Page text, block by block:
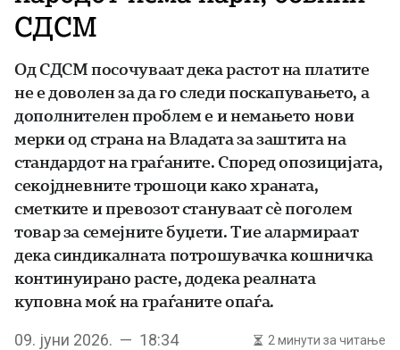
СДСМ
Од СДСМ посочуваат дека растот на платите
не е доволен за да го следи поскапувањето, а
дополнителен проблем е и немањето нови
мерки од страна на Владата за заштита на
стандардот на граѓаните. Според опозицијата,
секојдневните трошоци како храната,
сметките и превозот стануваат сè поголем
товар за семејните буџети. Тие алармираат
дека синдикалната потрошувачка кошничка
континуирано расте, додека реалната
куповна моќ на граѓаните опаѓа.
09. јуни 2026. — 18:34 2 минути за читање